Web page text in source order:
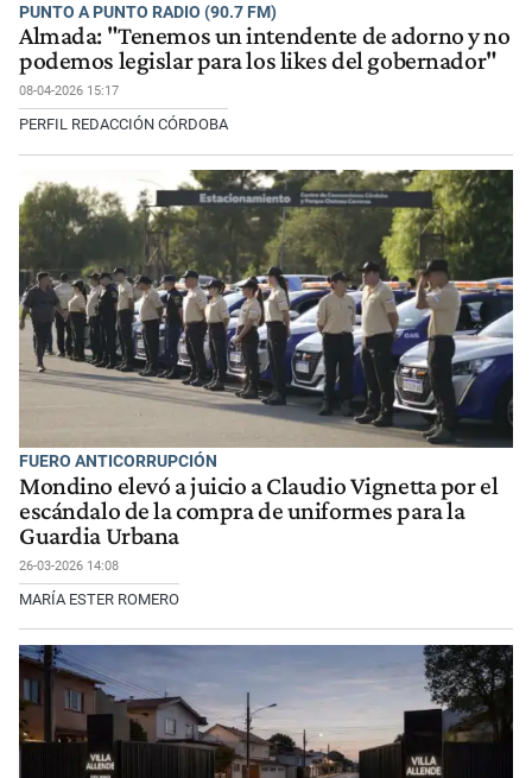
PUNTO A PUNTO RADIO (90.7 FM)
Almada: "Tenemos un intendente de adorno y no
podemos legislar para los likes del gobernador"
08-04-2026 15:17
PERFIL REDACCIÓN CÓRDOBA
FUERO ANTICORRUPCIÓN
Mondino elevó a juicio a Claudio Vignetta por el
escándalo de la compra de uniformes para la
Guardia Urbana
26-03-2026 14:08
MARÍA ESTER ROMERO